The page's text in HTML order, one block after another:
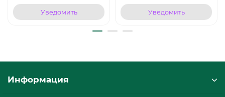
Уведомить Уведомить
Информация